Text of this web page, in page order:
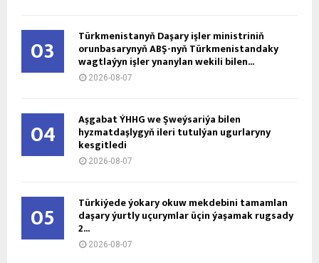
03 Türkmenistanyň Daşary işler ministriniň
orunbasarynyň ABŞ-nyň Türkmenistandaky
wagtlaýyn işler ynanylan wekili bilen...
2026-08-07
04 Aşgabat ÝHHG we Şweýsariýa bilen
hyzmatdaşlygyň ileri tutulýan ugurlaryny
kesgitledi
2026-08-07
05 Türkiýede ýokary okuw mekdebini tamamlan
daşary ýurtly uçurymlar üçin ýaşamak rugsady
2...
2026-08-07